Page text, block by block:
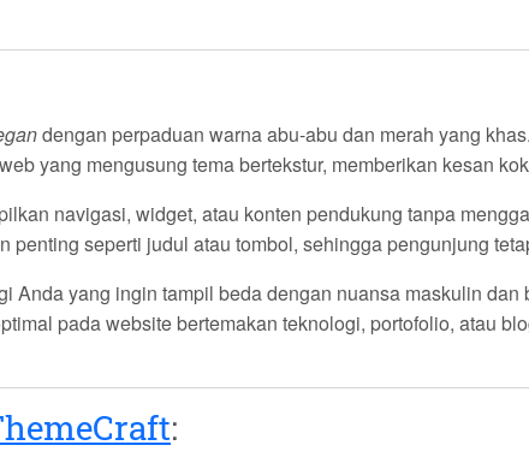
dengan perpaduan warna abu-abu dan merah yang
yang mengusung tema bertekstur, memberikan kesan
navigasi, widget, atau konten pendukung tanpa
penting seperti judul atau tombol, sehingga pengunjung
Anda yang ingin tampil beda dengan nuansa maskulin dan
pada website bertemakan teknologi, portofolio, atau
: